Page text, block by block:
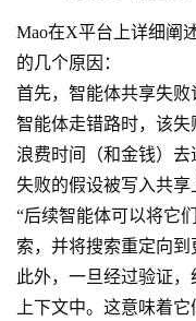
Mao在X平台上详细阐
的几个原因：
首先，智能体共享失
智能体走错路时，该
浪费时间（和金钱）去
失败的假设被写入共享
“后续智能体可以将它
索，并将搜索重定向到
此外，一旦经过验证
上下文中。这意味着